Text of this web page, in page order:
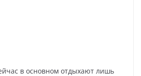
в основном отдыхают лишь